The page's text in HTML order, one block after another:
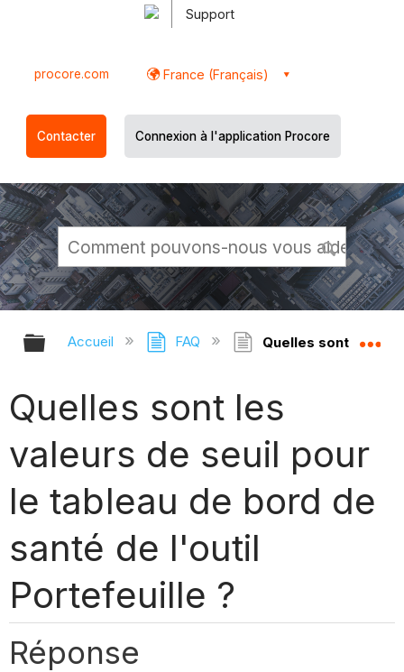
Support
procore.com France (Français)
Contacter Connexion à l'application Procore
Développer/réduire la hiérarchie
Accueil FAQ Quelles sont les
Quelles sont les
valeurs de seuil pour
le tableau de bord de
santé de l'outil
Portefeuille ?
Réponse